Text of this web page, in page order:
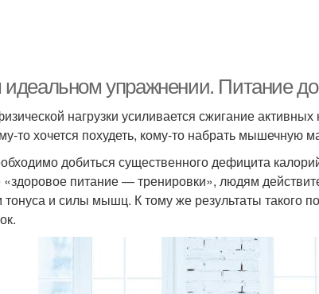
упражнении. Питание до
нагрузки усиливается сжигание
то хочется похудеть, кому-то набрать мышечную
добиться существенного дефицита
«здоровое питание — тренировки», людям
тонуса и силы мышц. К тому же результаты такого